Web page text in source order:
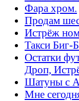
Фара хром.
Продам
Истрёж
Такси Биг-
Остатки
Дроп,
Шатуны с
Мне